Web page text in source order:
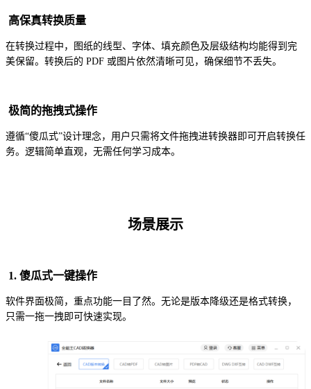
高保真转换质量
在转换过程中，图纸的线型、字体、填充颜色及层级结构均能得到完
美保留。转换后的 PDF 或图片依然清晰可见，确保细节不丢失。
极简的拖拽式操作
遵循“傻瓜式”设计理念，用户只需将文件拖拽进转换器即可开启转换任
务。逻辑简单直观，无需任何学习成本。
场景展示
1. 傻瓜式一键操作
软件界面极简，重点功能一目了然。无论是版本降级还是格式转换，
只需一拖一拽即可快速实现。